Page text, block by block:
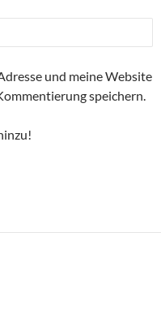
und meine Website
speichern.